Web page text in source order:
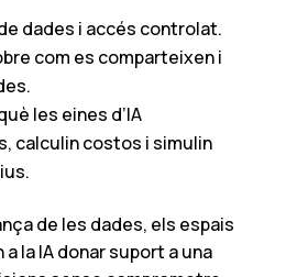
dades i accés controlat.
com es comparteixen i
les eines d’IA
calculin costos i simulin
de les dades, els espais
la IA donar suport a una